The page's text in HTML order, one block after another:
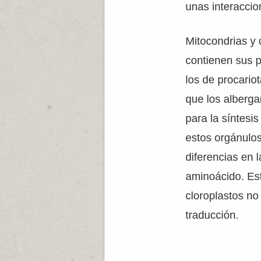
unas
Mitocondrias y
contienen sus
los de
que los
para la
estos
diferencias en
aminoácido.
cloroplastos
traducción.